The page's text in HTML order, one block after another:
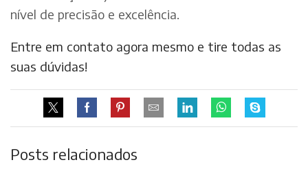
nível de precisão e excelência.
Entre em contato agora mesmo e tire todas as
suas dúvidas!
Posts relacionados